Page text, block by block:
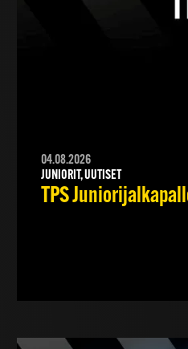
04.08.2026
JUNIORIT, UUTISET
TPS